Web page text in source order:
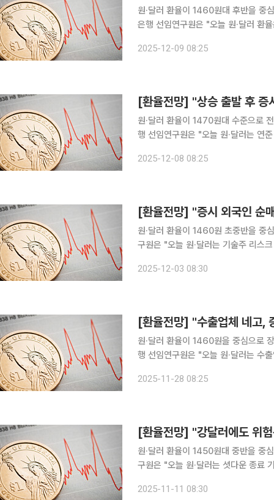
원·달러 환율이 1460원대 후반을 중심으
은행 선임연구원은 "오늘 원·달러 환
자의 인플레이션 기대가 꺾이지 않으
2025-12-09 08:25
[환율전망] "상승 출발 후 증
원·달러 환율이 1470원대 수준으로 전일
행 선임연구원은 "오늘 원·달러는 연
달러지수가 반등하면서 1460원 후반
2025-12-08 08:25
[환율전망] "증시 외국인 순
원·달러 환율이 1460원 초중반을 중심으로 등락
구원은 "오늘 원·달러는 기술주 리스
내증시 외국인 투심 회복도 계속될 것
2025-12-03 08:30
[환율전망] "수출업체 네고,
원·달러 환율이 1460원을 중심으로 장중
행 선임연구원은 "오늘 원·달러는 수
적극적인 매도 대응으로 외환시장에
2025-11-28 08:25
[환율전망] "강달러에도 위
원·달러 환율이 1450원대 중반을 중심으로 등락
구원은 "오늘 원·달러는 셧다운 종료
종료에 따른 미국 경기에 대한 기대감
2025-11-11 08:30